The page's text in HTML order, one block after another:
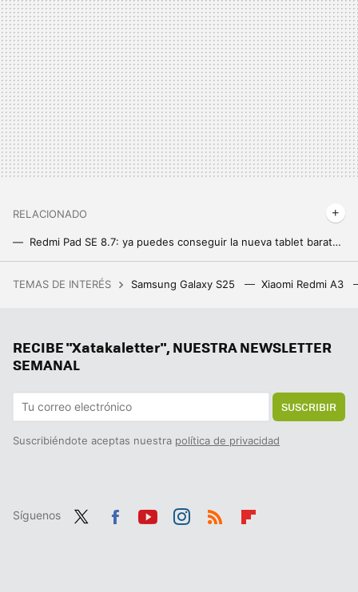
RELACIONADO
Redmi Pad SE 8.7: ya puedes conseguir la nueva tablet barata de Xiaomi por menos de 130 euros
La gran amenaza para Apple Pay entre los usuarios de iPhone tiene nombre propio: Bizum Pay
TEMAS DE INTERÉS Samsung Galaxy S25 Xiaomi Redmi A3
RECIBE "Xatakaletter", NUESTRA NEWSLETTER
SEMANAL
SUSCRIBIR
Suscribiéndote aceptas nuestra política de privacidad
Síguenos